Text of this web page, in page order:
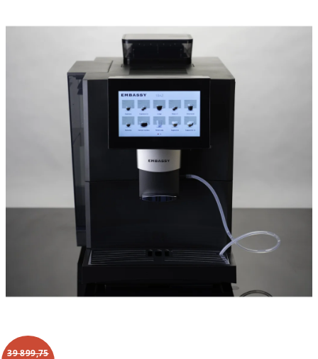
39 899,75